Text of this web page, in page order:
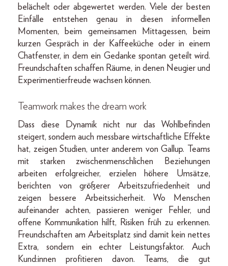
belächelt oder abgewertet werden. Viele der besten
Einfälle entstehen genau in diesen informellen
Momenten, beim gemeinsamen Mittagessen, beim
kurzen Gespräch in der Kaffeeküche oder in einem
Chatfenster, in dem ein Gedanke spontan geteilt wird.
Freundschaften schaffen Räume, in denen Neugier und
Experimentierfreude wachsen können.
Teamwork makes the dream work
Dass diese Dynamik nicht nur das Wohlbefinden
steigert, sondern auch messbare wirtschaftliche Effekte
hat, zeigen Studien, unter anderem von Gallup. Teams
mit starken zwischenmenschlichen Beziehungen
arbeiten erfolgreicher, erzielen höhere Umsätze,
berichten von größerer Arbeitszufriedenheit und
zeigen bessere Arbeitssicherheit. Wo Menschen
aufeinander achten, passieren weniger Fehler, und
offene Kommunikation hilft, Risiken früh zu erkennen.
Freundschaften am Arbeitsplatz sind damit kein nettes
Extra, sondern ein echter Leistungsfaktor. Auch
Kund:innen profitieren davon. Teams, die gut